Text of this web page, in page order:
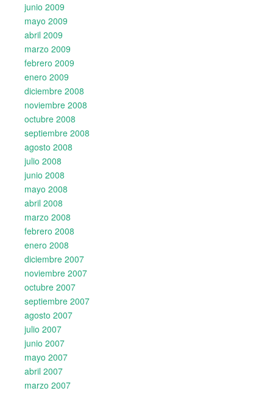
junio 2009
mayo 2009
abril 2009
marzo 2009
febrero 2009
enero 2009
diciembre 2008
noviembre 2008
octubre 2008
septiembre 2008
agosto 2008
julio 2008
junio 2008
mayo 2008
abril 2008
marzo 2008
febrero 2008
enero 2008
diciembre 2007
noviembre 2007
octubre 2007
septiembre 2007
agosto 2007
julio 2007
junio 2007
mayo 2007
abril 2007
marzo 2007